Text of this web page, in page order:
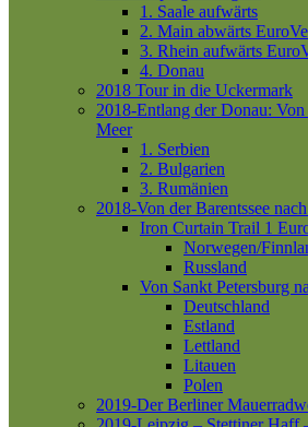
1. Saale aufwärts
2. Main abwärts
3. Rhein aufwärts
4. Donau
2018 Tour in die Uckermark
2018-Entlang der Donau:
Meer
1. Serbien
2. Bulgarien
3. Rumänien
2018-Von der Barentssee
Iron Curtain Trail 1
Norwegen/
Russland
Von Sankt Petersburg
Deutschland
Estland
Lettland
Litauen
Polen
2019-Der Berliner